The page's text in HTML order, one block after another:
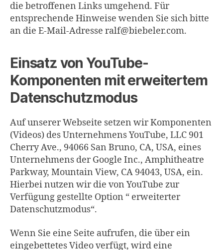
die betroffenen Links umgehend. Für
entsprechende Hinweise wenden Sie sich bitte
an die E-Mail-Adresse ralf@biebeler.com.
Einsatz von YouTube-
Komponenten mit erweitertem
Datenschutzmodus
Auf unserer Webseite setzen wir Komponenten
(Videos) des Unternehmens YouTube, LLC 901
Cherry Ave., 94066 San Bruno, CA, USA, eines
Unternehmens der Google Inc., Amphitheatre
Parkway, Mountain View, CA 94043, USA, ein.
Hierbei nutzen wir die von YouTube zur
Verfügung gestellte Option “ erweiterter
Datenschutzmodus“.
Wenn Sie eine Seite aufrufen, die über ein
eingebettetes Video verfügt, wird eine